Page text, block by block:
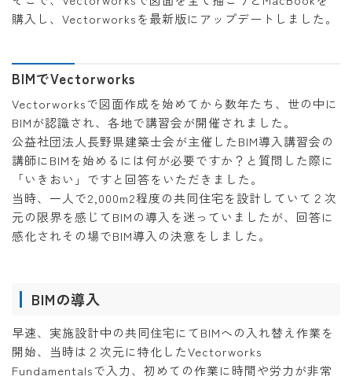
購入し、Vectorworksを最新版にアップデートしました。
BIMでVectorworks
Vectorworksで図面作成を始めてから数年たち、世の中に
BIMが認識され、各地で講習会が開催されました。
公益社団法人長野県建築士会が主催したBIM導入講習会の
講師にBIMを始めるには何が必要ですか？と質問した際に
「いきおい」ですと回答をいただきました。
当時、一人で2,000m2程度の共同住宅を設計していて２次
元の限界を感じてBIMの導入を迷っていましたが、回答に
感化されその場でBIM導入の決意をしました。
BIMの導入
早速、実施設計中の共同住宅にてBIMへの入れ替え作業を
開始、当時は２次元に特化したVectorworks
Fundamentalsで入力、初めての作業に時間や労力が非常